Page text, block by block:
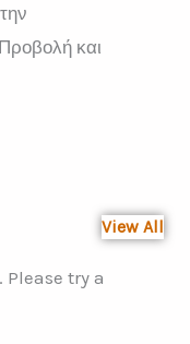
και
View All
try a